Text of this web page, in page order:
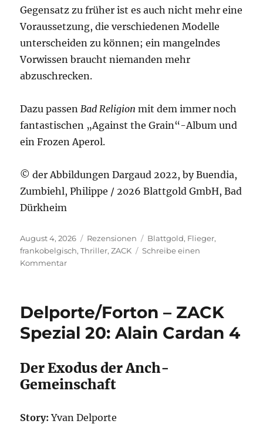
Gegensatz zu früher ist es auch nicht mehr eine
Voraussetzung, die verschiedenen Modelle
unterscheiden zu können; ein mangelndes
Vorwissen braucht niemanden mehr
abzuschrecken.
Dazu passenBad Religion mit dem immer noch
fantastischen „Against the Grain“-Album und
ein Frozen Aperol.
© der Abbildungen Dargaud 2022, by Buendia,
Zumbiehl, Philippe / 2026 Blattgold GmbH, Bad
Dürkheim
Veröffentlicht
am
August 4, 2026 Kategorien
Rezensionen Schlagwörter
Blattgold, Flieger,
frankobelgisch,Thriller,ZACK
Schreibe einen
Kommentarzu
Die
von
und
Laverdure
28
Delporte/Forton – ZACK
Spezial 20: Alain Cardan 4
Der Exodus der Anch-
Gemeinschaft
Story:Yvan Delporte